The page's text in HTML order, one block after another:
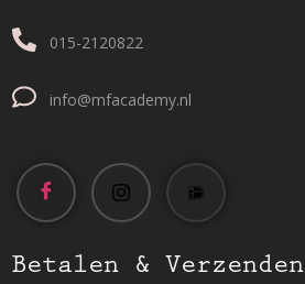
015-2120822
info@mfacademy.nl
Betalen & Verzenden